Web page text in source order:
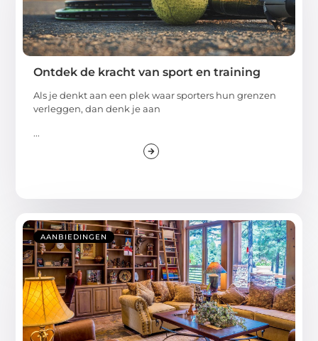
Ontdek de kracht van sport en training
Als je denkt aan een plek waar sporters hun grenzen
verleggen, dan denk je aan
...
AANBIEDINGEN